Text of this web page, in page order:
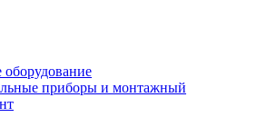
приборы и монтажный